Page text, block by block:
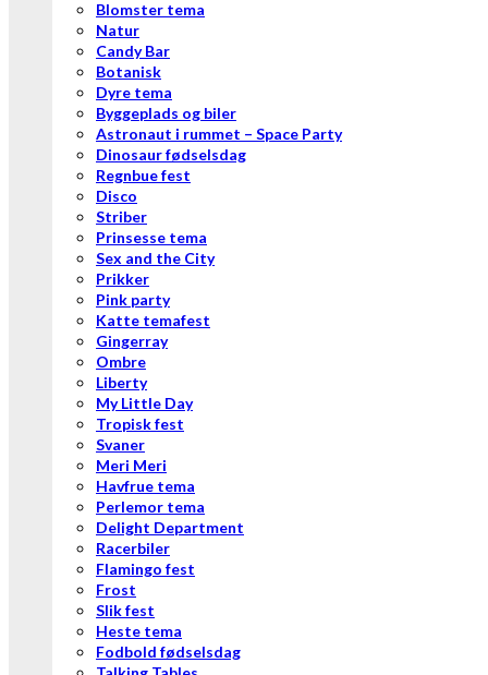
Blomster tema
Natur
Candy Bar
Botanisk
Dyre tema
Byggeplads og biler
Astronaut i rummet – Space Party
Dinosaur fødselsdag
Regnbue fest
Disco
Striber
Prinsesse tema
Sex and the City
Prikker
Pink party
Katte temafest
Gingerray
Ombre
Liberty
My Little Day
Tropisk fest
Svaner
Meri Meri
Havfrue tema
Perlemor tema
Delight Department
Racerbiler
Flamingo fest
Frost
Slik fest
Heste tema
Fodbold fødselsdag